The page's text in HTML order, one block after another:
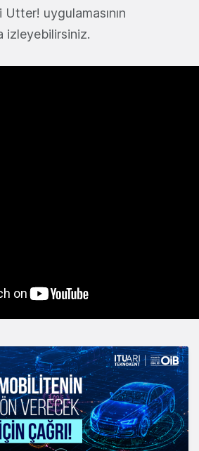
uygulamasının
izleyebilirsiniz.